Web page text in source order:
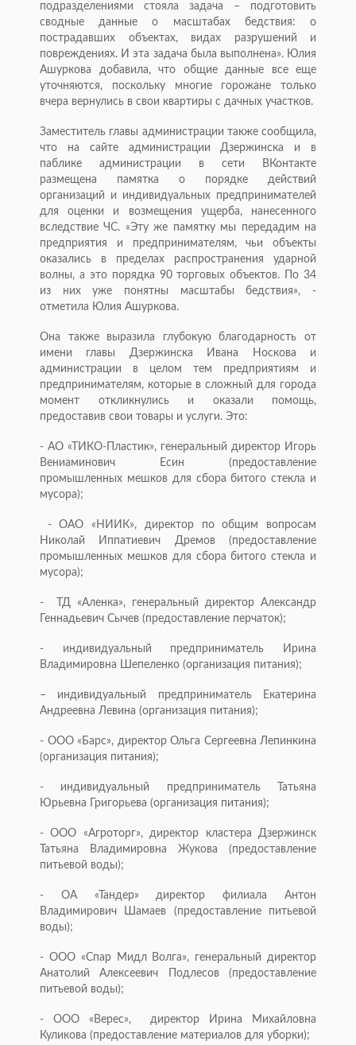
подразделениями стояла задача – подготовить
сводные данные о масштабах бедствия: о
пострадавших объектах, видах разрушений и
повреждениях. И эта задача была выполнена». Юлия
Ашуркова добавила, что общие данные все еще
уточняются, поскольку многие горожане только
вчера вернулись в свои квартиры с дачных участков.
Заместитель главы администрации также сообщила,
что на сайте администрации Дзержинска и в
паблике администрации в сети ВКонтакте
размещена памятка о порядке действий
организаций и индивидуальных предпринимателей
для оценки и возмещения ущерба, нанесенного
вследствие ЧС. «Эту же памятку мы передадим на
предприятия и предпринимателям, чьи объекты
оказались в пределах распространения ударной
волны, а это порядка 90 торговых объектов. По 34
из них уже понятны масштабы бедствия», -
отметила Юлия Ашуркова.
Она также выразила глубокую благодарность от
имени главы Дзержинска Ивана Носкова и
администрации в целом тем предприятиям и
предпринимателям, которые в сложный для города
момент откликнулись и оказали помощь,
предоставив свои товары и услуги. Это:
- АО «ТИКО-Пластик», генеральный директор Игорь
Вениаминович Есин (предоставление
промышленных мешков для сбора битого стекла и
мусора);
- ОАО «НИИК», директор по общим вопросам
Николай Иппатиевич Дремов (предоставление
промышленных мешков для сбора битого стекла и
мусора);
- ТД «Аленка», генеральный директор Александр
Геннадьевич Сычев (предоставление перчаток);
- индивидуальный предприниматель Ирина
Владимировна Шепеленко (организация питания);
– индивидуальный предприниматель Екатерина
Андреевна Левина (организация питания);
- ООО «Барс», директор Ольга Сергеевна Лепинкина
(организация питания);
- индивидуальный предприниматель Татьяна
Юрьевна Григорьева (организация питания);
- ООО «Агроторг», директор кластера Дзержинск
Татьяна Владимировна Жукова (предоставление
питьевой воды);
- ОА «Тандер» директор филиала Антон
Владимирович Шамаев (предоставление питьевой
воды);
- ООО «Спар Мидл Волга», генеральный директор
Анатолий Алексеевич Подлесов (предоставление
питьевой воды);
- ООО «Верес», директор Ирина Михайловна
Куликова (предоставление материалов для уборки);